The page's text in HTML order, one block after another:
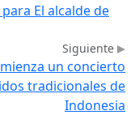
El alcalde de
Siguiente
un concierto
tradicionales de
Indonesia